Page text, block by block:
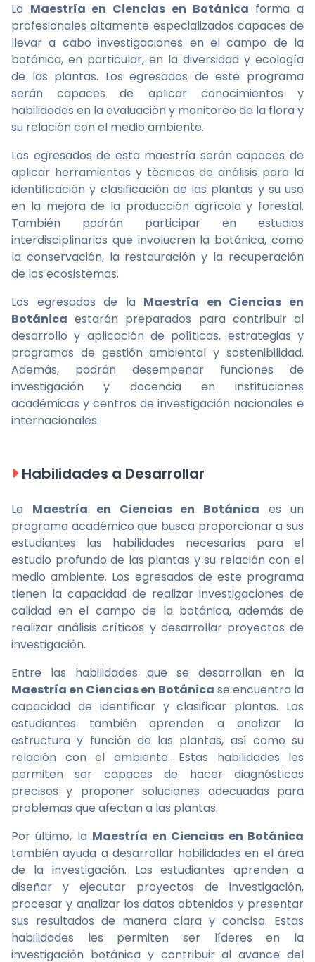
La Maestría en Ciencias en Botánica forma a
profesionales altamente especializados capaces de
llevar a cabo investigaciones en el campo de la
botánica, en particular, en la diversidad y ecología
de las plantas. Los egresados de este programa
serán capaces de aplicar conocimientos y
habilidades en la evaluación y monitoreo de la flora y
su relación con el medio ambiente.
Los egresados de esta maestría serán capaces de
aplicar herramientas y técnicas de análisis para la
identificación y clasificación de las plantas y su uso
en la mejora de la producción agrícola y forestal.
También podrán participar en estudios
interdisciplinarios que involucren la botánica, como
la conservación, la restauración y la recuperación
de los ecosistemas.
Los egresados de la Maestría en Ciencias en
Botánica estarán preparados para contribuir al
desarrollo y aplicación de políticas, estrategias y
programas de gestión ambiental y sostenibilidad.
Además, podrán desempeñar funciones de
investigación y docencia en instituciones
académicas y centros de investigación nacionales e
internacionales.
Habilidades a Desarrollar
La Maestría en Ciencias en Botánica es un
programa académico que busca proporcionar a sus
estudiantes las habilidades necesarias para el
estudio profundo de las plantas y su relación con el
medio ambiente. Los egresados de este programa
tienen la capacidad de realizar investigaciones de
calidad en el campo de la botánica, además de
realizar análisis críticos y desarrollar proyectos de
investigación.
Entre las habilidades que se desarrollan en la
Maestría en Ciencias en Botánica se encuentra la
capacidad de identificar y clasificar plantas. Los
estudiantes también aprenden a analizar la
estructura y función de las plantas, así como su
relación con el ambiente. Estas habilidades les
permiten ser capaces de hacer diagnósticos
precisos y proponer soluciones adecuadas para
problemas que afectan a las plantas.
Por último, la Maestría en Ciencias en Botánica
también ayuda a desarrollar habilidades en el área
de la investigación. Los estudiantes aprenden a
diseñar y ejecutar proyectos de investigación,
procesar y analizar los datos obtenidos y presentar
sus resultados de manera clara y concisa. Estas
habilidades les permiten ser líderes en la
investigación botánica y contribuir al avance del